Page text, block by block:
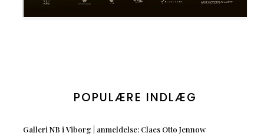
POPULÆRE INDLÆG
Galleri NB i Viborg | anmeldelse: Claes Otto Jennow